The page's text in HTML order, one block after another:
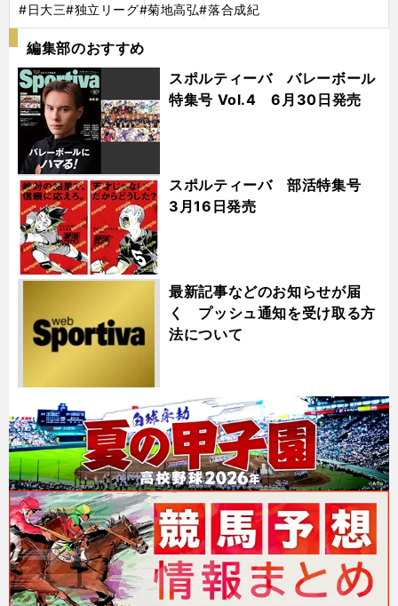
#日大三#独立リーグ#菊地高弘#落合成紀
編集部のおすすめ
スポルティーバ バレーボール
特集号 Vol.4 6月30日発売
スポルティーバ 部活特集号
3月16日発売
最新記事などのお知らせが届
く プッシュ通知を受け取る方
法について